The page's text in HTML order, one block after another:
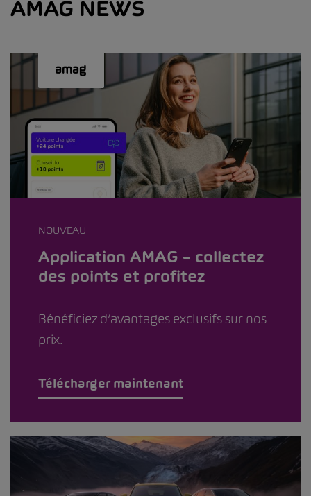
AMAG NEWS
NOUVEAU
Application AMAG – collectez
des points et profitez
Bénéficiez d’avantages exclusifs sur nos
prix.
Télécharger maintenant